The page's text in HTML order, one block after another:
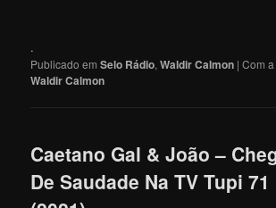
.
Publicado em Selo Rádio,Waldir Calmon |Com
Waldir Calmon
Caetano Gal & João –
De Saudade Na TV Tupi 71